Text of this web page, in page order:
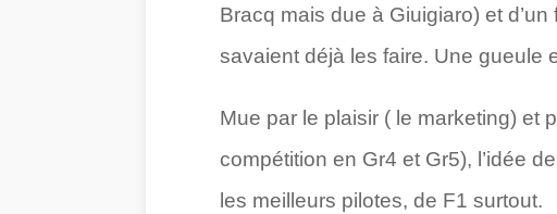
Bracq mais due à Giuigiaro) et
savaient déjà les faire. Une gueule
Mue par le plaisir ( le marketing) et
compétition en Gr4 et Gr5), l’idée
les meilleurs pilotes, de F1 surtout.